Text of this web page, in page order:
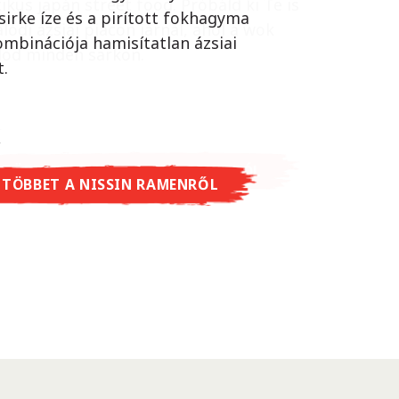
japán street food. Próbáld ki Te is
ázsiai piacon járnál, ahol a wok
minden sarkon.
A CUP NOODLES SOBA-RÓL
íze és a pirított fokhagyma
hamisítatlan ázsiai
A NISSIN RAMENRŐL